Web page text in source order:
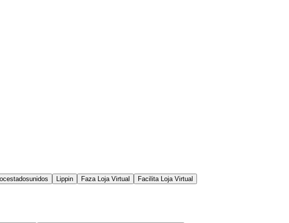
Lippin Faza Loja Virtual Facilita Loja Virtual